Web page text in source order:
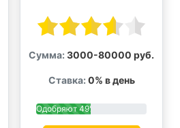
Сумма: 3000-80000 руб.
Ставка: 0% в день
Одобряют 49%